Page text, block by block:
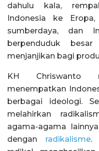
dahulu kala,
Indonesia ke
sumberdaya, dan
berpenduduk
menjanjikan bagi
KH Chriswanto
menempatkan
berbagai ideologi.
melahirkan
agama-agama
dengan radikalisme.